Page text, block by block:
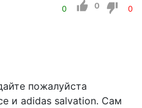
0 0 0
пожалуйста
и adidas salvation. Сам